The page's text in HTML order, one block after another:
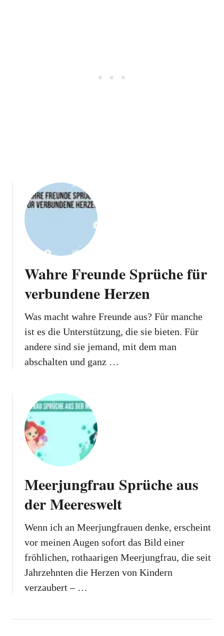
Wahre Freunde Sprüche für
verbundene Herzen
Was macht wahre Freunde aus? Für manche
ist es die Unterstützung, die sie bieten. Für
andere sind sie jemand, mit dem man
abschalten und ganz …
Meerjungfrau Sprüche aus
der Meereswelt
Wenn ich an Meerjungfrauen denke, erscheint
vor meinen Augen sofort das Bild einer
fröhlichen, rothaarigen Meerjungfrau, die seit
Jahrzehnten die Herzen von Kindern
verzaubert – …